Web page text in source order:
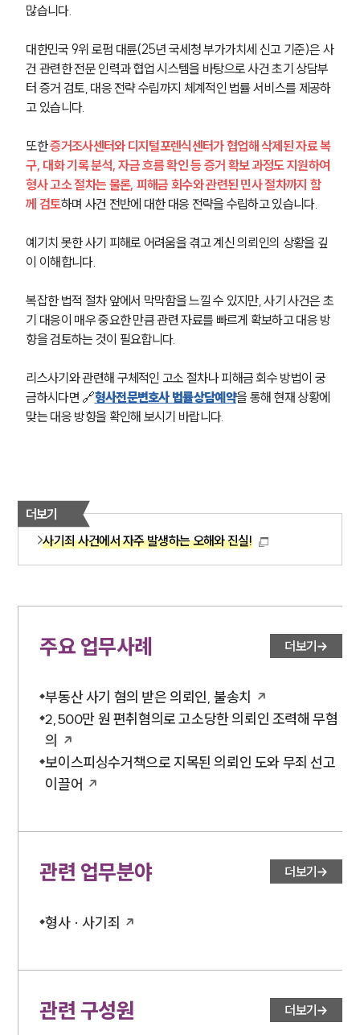
많습니다.
대한민국 9위 로펌 대륜(25년 국세청 부가가치세 신고 기준)은 사
건 관련한 전문 인력과 협업 시스템을 바탕으로 사건 초기 상담부
터 증거 검토, 대응 전략 수립까지 체계적인 법률 서비스를 제공하
고 있습니다.
또한 증거조사센터와 디지털포렌식센터가 협업해 삭제된 자료 복
구, 대화 기록 분석, 자금 흐름 확인 등 증거 확보 과정도 지원하여
형사 고소 절차는 물론, 피해금 회수와 관련된 민사 절차까지 함
께 검토하며 사건 전반에 대한 대응 전략을 수립하고 있습니다.
예기치 못한 사기 피해로 어려움을 겪고 계신 의뢰인의 상황을 깊
이 이해합니다.
복잡한 법적 절차 앞에서 막막함을 느낄 수 있지만, 사기 사건은 초
기 대응이 매우 중요한 만큼 관련 자료를 빠르게 확보하고 대응 방
향을 검토하는 것이 필요합니다.
리스사기와 관련해 구체적인 고소 절차나 피해금 회수 방법이 궁
금하시다면 🔗형사전문변호사 법률상담예약을 통해 현재 상황에
맞는 대응 방향을 확인해 보시기 바랍니다.
더보기
사기죄 사건에서 자주 발생하는 오해와 진실!
주요 업무사례 더보기
부동산 사기 혐의 받은 의뢰인, 불송치
2,500만 원 편취혐의로 고소당한 의뢰인 조력해 무혐
의
보이스피싱수거책으로 지목된 의뢰인 도와 무죄 선고
이끌어
관련 업무분야 더보기
형사 · 사기죄
관련 구성원 더보기